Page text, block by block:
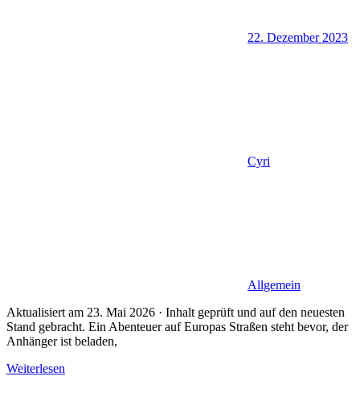
22. Dezember 2023
Cyri
Allgemein
Aktualisiert am 23. Mai 2026 · Inhalt geprüft und auf den neuesten
Stand gebracht. Ein Abenteuer auf Europas Straßen steht bevor, der
Anhänger ist beladen,
Weiterlesen